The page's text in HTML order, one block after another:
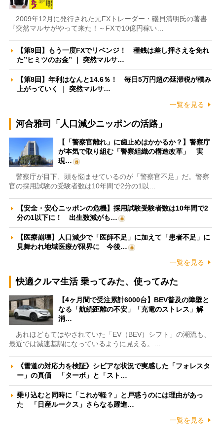
2009年12月に発行された元FXトレーダー・磯貝清明氏の著書
『突然マルサがやって来た！～FXで10億円稼い…
【第9回】もう一度FXでリベンジ！ 種銭は差し押さえを免れ
た”ヒミツのお金” ｜ 突然マルサ…
【第8回】年利はなんと14.6％！ 毎日5万円超の延滞税が積み
上がっていく ｜ 突然マルサ…
一覧を見る
河合雅司「人口減少ニッポンの活路」
【「警察官離れ」に歯止めはかかるか？】警察庁
が本気で取り組む「警察組織の構造改革」 実
現…
警察庁が目下、頭を悩ませているのが「警察官不足」だ。警察
官の採用試験の受験者数は10年間で2分の1以…
【安全・安心ニッポンの危機】採用試験受験者数は10年間で2
分の1以下に！ 出生数減がも…
【医療崩壊】人口減少で「医師不足」に加えて「患者不足」に
見舞われ地域医療が限界に 今後…
一覧を見る
快適クルマ生活 乗ってみた、使ってみた
【4ヶ月間で受注累計6000台】BEV普及の障壁と
なる「航続距離の不安」「充電のストレス」解
消…
あれほどもてはやされていた「EV（BEV）シフト」の潮流も、
最近では減速基調になっているように見える。…
《雪道の対応力を検証》シビアな状況で実感した「フォレスタ
ー」の真価 「ターボ」と「スト…
乗り込むと同時に「これが軽？」と戸惑うのには理由があっ
た 「日産ルークス」さらなる躍進…
一覧を見る